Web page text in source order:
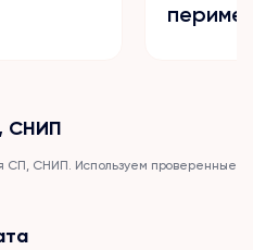
СНИП
СП, СНИП. Используем проверенные